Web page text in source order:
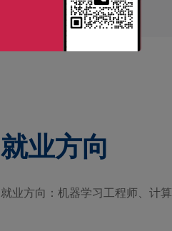
就业方向
就业方向：机器学习工程师、计